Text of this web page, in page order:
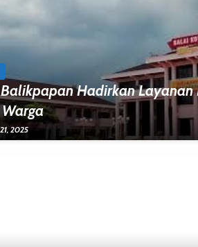
Balikpapan Hadirkan
2025